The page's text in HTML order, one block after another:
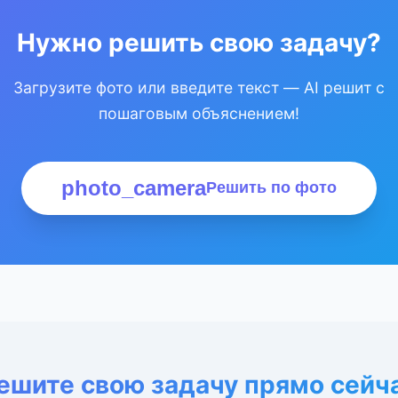
Нужно решить свою задачу?
Загрузите фото или введите текст — AI решит с
пошаговым объяснением!
photo_cameraРешить по фото
свою задачу прямо